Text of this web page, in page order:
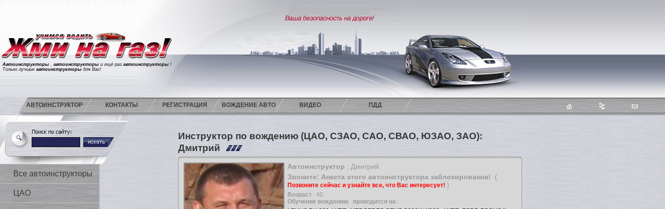
Автоинструкторы , автоинструкторы и ещё раз автоинструкторы !
Только лучшие автоинструкторы для Вас!
АВТОИНСТРУКТОР КОНТАКТЫ РЕГИСТРАЦИЯ ВОЖДЕНИЕ АВТО ВИДЕО ПДД
Все автоинструкторы
ЦАО
Инструктор по вождению (ЦАО, СЗАО, САО, СВАО, ЮЗАО, ЗАО):
Дмитрий
Автоинструктор : Дмитрий
Звоните: Анкета этого автоинструктора заблокированна!
(
Позвоните сейчас и узнайте все, что Вас интересует! )
Возраст : 40
Обучение вождению
проводится на :